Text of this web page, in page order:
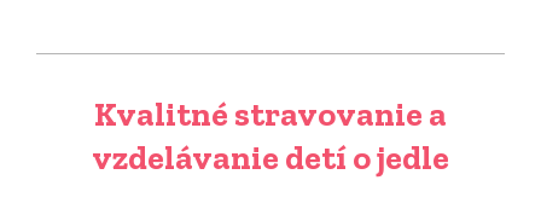
Kvalitné stravovanie a
vzdelávanie detí o jedle